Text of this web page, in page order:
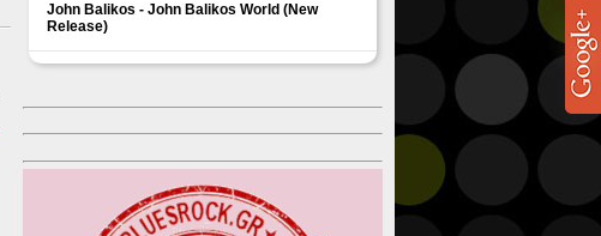
John Balikos - John Balikos World (New
Release)